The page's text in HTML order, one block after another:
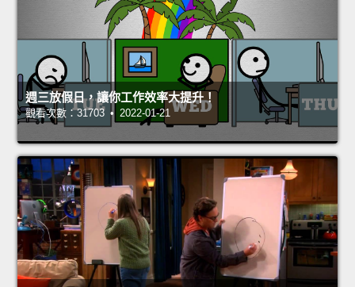
週三放假日，讓你工作效率大提升！
觀看次數：31703 • 2022-01-21